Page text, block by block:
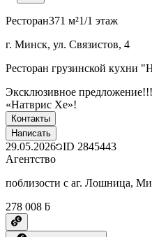
Ресторан371 м²1/1 этаж
г. Минск, ул. Связистов, 4
Ресторан грузинской кухни
Эксклюзивное
«Натврис Хе»!
Контакты
Написать
29.05.2026 ID 2845443
Агентство
поблизости с аг. Лошница,
278 008 ƃ